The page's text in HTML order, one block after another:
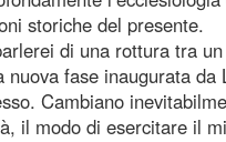
storiche del presente.
di una rottura tra un
nuova fase inaugurata da
Cambiano
il modo di esercitare il